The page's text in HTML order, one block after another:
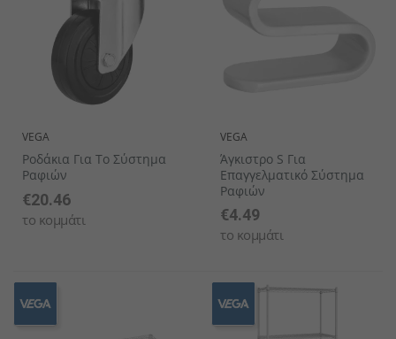
VEGA
Ροδάκια Για Το Σύστημα
Ραφιών
€20.46
το κομμάτι
VEGA
Άγκιστρο S Για
Επαγγελματικό Σύστημα
Ραφιών
€4.49
το κομμάτι